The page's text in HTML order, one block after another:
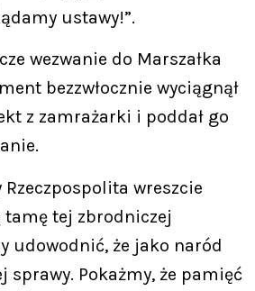
ustawy!”.
wezwanie do Marszałka
bezzwłocznie wyciągnął
z zamrażarki i poddał go
wreszcie
tamę tej zbrodniczej
udowodnić, że jako naród
sprawy. Pokażmy, że pamięć